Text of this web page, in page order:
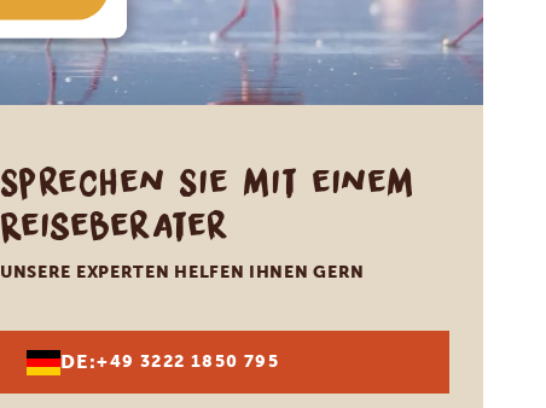
Sprechen Sie mit einem
Reiseberater
UNSERE EXPERTEN HELFEN IHNEN GERN
DE:+49 3222 1850 795